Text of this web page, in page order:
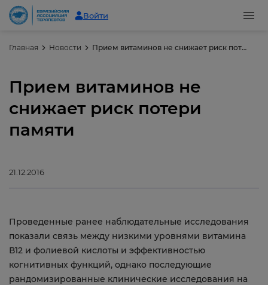
Войти
Главная Новости Прием витаминов не снижает риск потери памяти
Прием витаминов не
снижает риск потери
памяти
21.12.2016
Проведенные ранее наблюдательные исследования
показали связь между низкими уровнями витамина
В12 и фолиевой кислоты и эффективностью
когнитивных функций, однако последующие
рандомизированные клинические исследования на